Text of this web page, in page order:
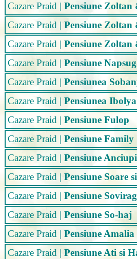
Cazare Praid | Pensiune
Cazare Praid | Pensiune
Cazare Praid | Pensiune
Cazare Praid | Pensiune
Cazare Praid | Pensiunea
Cazare Praid | Pensiunea Ibolya
Cazare Praid | Pensiune Fulop
Cazare Praid | Pensiune Family
Cazare Praid | Pensiune Anciupi
Cazare Praid | Pensiune Soare
Cazare Praid | Pensiune Sovirag
Cazare Praid | Pensiune So-haj
Cazare Praid | Pensiune Amalia
Cazare Praid | Pensiune Ati si